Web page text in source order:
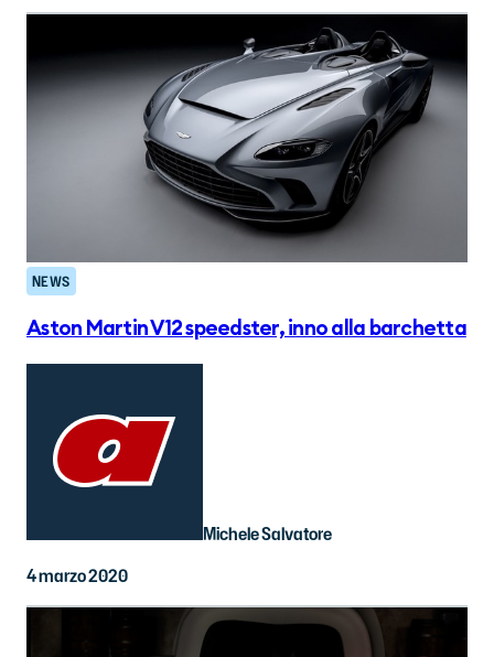
NEWS
Aston Martin V12 speedster, inno alla barchetta
Michele Salvatore
4 marzo 2020